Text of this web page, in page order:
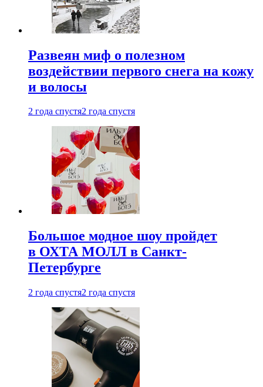
Развеян миф о полезном
воздействии первого снега на кожу
и волосы
2 года спустя2 года спустя
Большое модное шоу пройдет
в ОХТА МОЛЛ в Санкт-
Петербурге
2 года спустя2 года спустя